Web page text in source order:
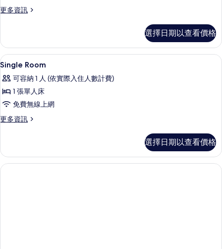
的
有
相
片
更多資訊
更
房
的
詳
選擇日期以查看價格
顯
示
Single
Room
的
所
片
客房內保險箱、書桌、隔音、熨斗/熨
12
Single Room
可容納 1 人 (依實際入住人數計費)
1 張單人床
免費無線上網
更多資訊
更
的
詳
情
選擇日期以查看價格